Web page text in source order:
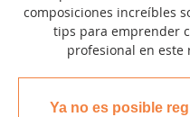
composiciones increíbles
tips para emprender
profesional en este
Ya no es posible